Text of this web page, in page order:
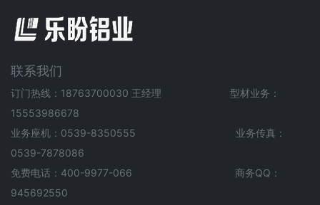
联系我们
订门热线：18763700030 王经理 型材业务：
15553986678
业务座机：0539-8350555 业务传真：
0539-7878086
免费电话：400-9977-066 商务QQ：
945692550